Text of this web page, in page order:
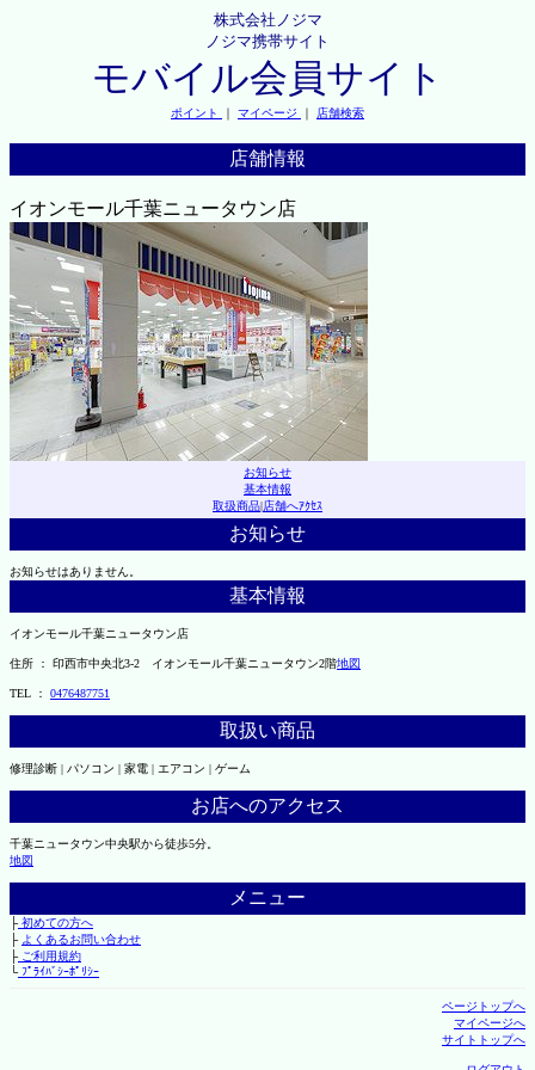
株式会社ノジマ
ノジマ携帯サイト
モバイル会員サイト
ポイント ｜ マイページ ｜ 店舗検索
店舗情報
イオンモール千葉ニュータウン店
お知らせ
基本情報
取扱商品|店舗へｱｸｾｽ
お知らせ
お知らせはありません。
基本情報
イオンモール千葉ニュータウン店
住所 ： 印西市中央北3-2 イオンモール千葉ニュータウン2階地図
TEL ： 0476487751
取扱い商品
修理診断 | パソコン | 家電 | エアコン | ゲーム
お店へのアクセス
千葉ニュータウン中央駅から徒歩5分。
地図
メニュー
├初めての方へ
├ よくあるお問い合わせ
├ご利用規約
└ﾌﾟﾗｲﾊﾞｼｰﾎﾟﾘｼｰ
ページトップへ
マイページへ
サイトトップへ